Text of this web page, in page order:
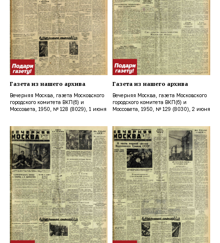
Газета из нашего архива
Вечерняя Москва, газета Московского
городского комитета ВКП(б) и
Моссовета, 1950, № 128 (8029), 1 июня
Газета из нашего архива
Вечерняя Москва, газета Московского
городского комитета ВКП(б) и
Моссовета, 1950, № 129 (8030), 2 июня